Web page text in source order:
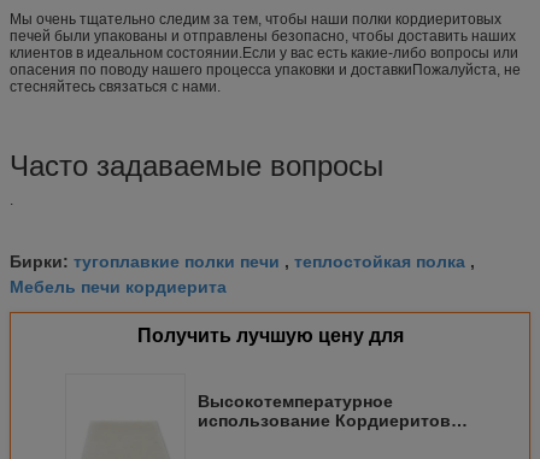
Мы очень тщательно следим за тем, чтобы наши полки кордиеритовых
печей были упакованы и отправлены безопасно, чтобы доставить наших
клиентов в идеальном состоянии.Если у вас есть какие-либо вопросы или
опасения по поводу нашего процесса упаковки и доставкиПожалуйста, не
стесняйтесь связаться с нами.
Часто задаваемые вопросы
.
Бирки: тугоплавкие полки печи , теплостойкая полка ,
Мебель печи кордиерита
Получить лучшую цену для
Высокотемпературное
использование Кордиеритовых